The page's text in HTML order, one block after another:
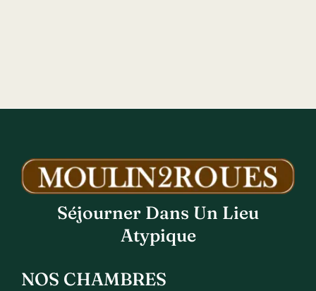
Séjourner Dans Un Lieu
Atypique
NOS CHAMBRES